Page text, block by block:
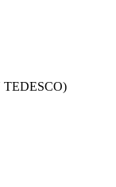
TEDESCO)